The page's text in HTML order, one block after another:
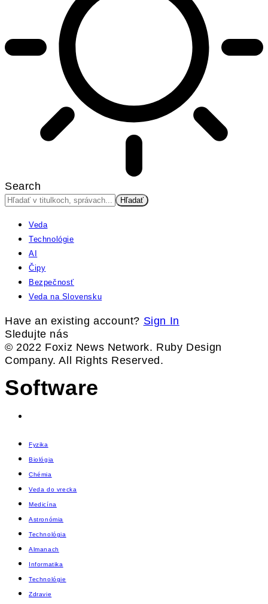
Search
Veda
Technológie
AI
Čipy
Bezpečnosť
Veda na Slovensku
Have an existing account? Sign In
Sledujte nás
© 2022 Foxiz News Network. Ruby Design
Company. All Rights Reserved.
Software
Fyzika
Biológia
Chémia
Veda do vrecka
Medicína
Astronómia
Technológia
Almanach
Informatika
Technológie
Zdravie